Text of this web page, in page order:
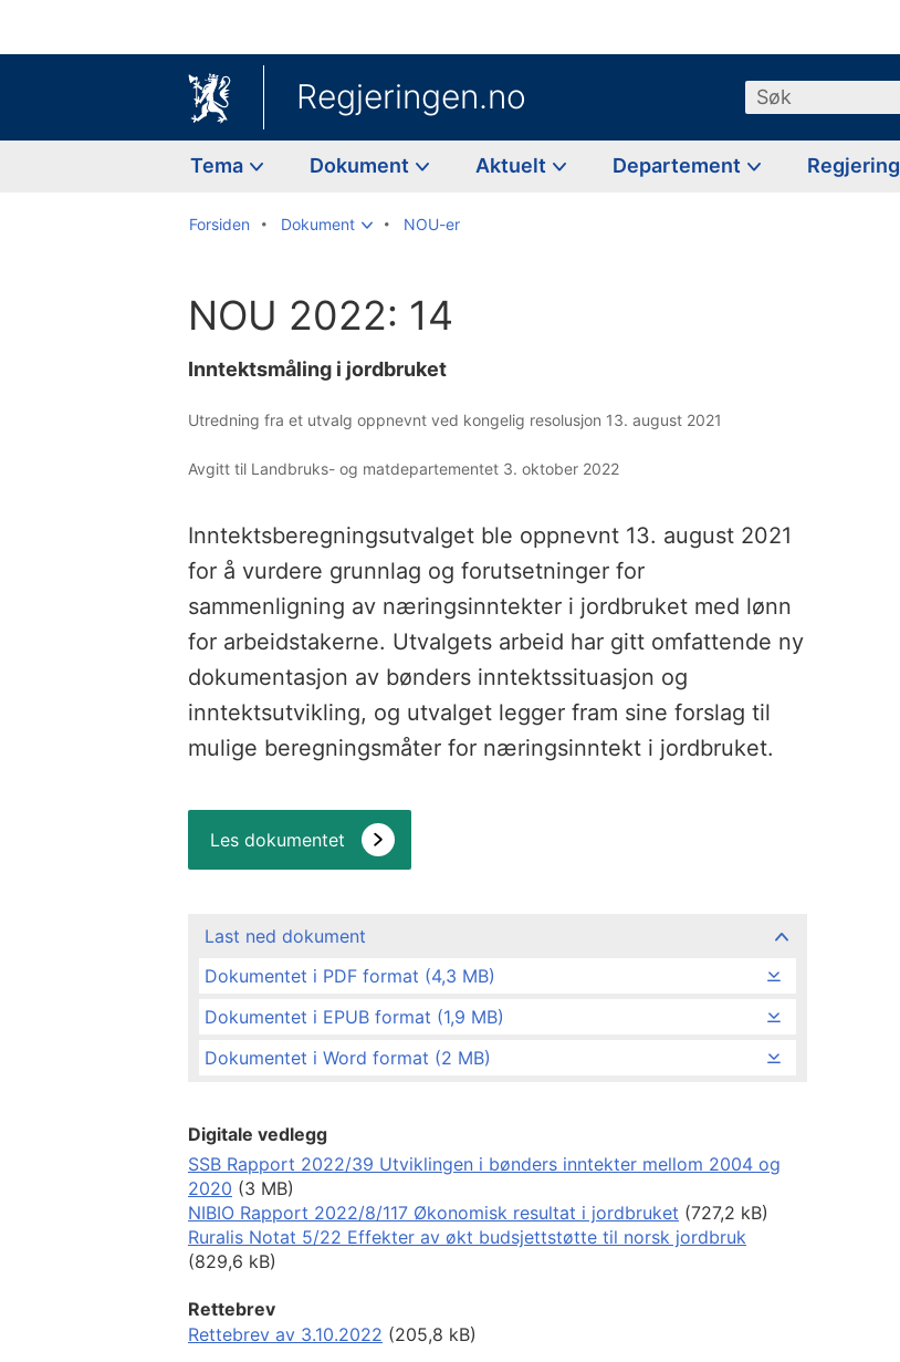
Regjeringen.no Søk
Tema Dokument Aktuelt Departement Regjering
Forsiden Dokument NOU-er
NOU 2022: 14
Inntektsmåling i jordbruket
Utredning fra et utvalg oppnevnt ved kongelig resolusjon 13. august 2021
Avgitt til Landbruks- og matdepartementet 3. oktober 2022
Inntektsberegningsutvalget ble oppnevnt 13. august 2021
for å vurdere grunnlag og forutsetninger for
sammenligning av næringsinntekter i jordbruket med lønn
for arbeidstakerne. Utvalgets arbeid har gitt omfattende ny
dokumentasjon av bønders inntektssituasjon og
inntektsutvikling, og utvalget legger fram sine forslag til
mulige beregningsmåter for næringsinntekt i jordbruket.
Les dokumentet
Last ned dokument
Dokumentet i PDF format (4,3 MB)
Dokumentet i EPUB format (1,9 MB)
Dokumentet i Word format (2 MB)
Digitale vedlegg
SSB Rapport 2022/39 Utviklingen i bønders inntekter mellom 2004 og
2020 (3 MB)
NIBIO Rapport 2022/8/117 Økonomisk resultat i jordbruket (727,2 kB)
Ruralis Notat 5/22 Effekter av økt budsjettstøtte til norsk jordbruk
(829,6 kB)
Rettebrev
Rettebrev av 3.10.2022 (205,8 kB)